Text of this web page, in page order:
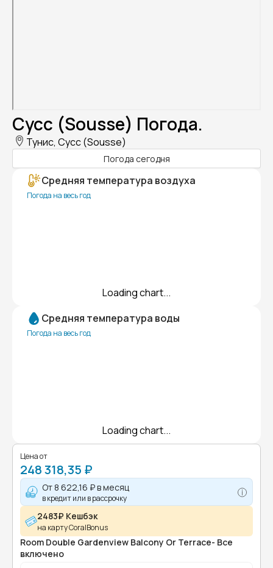
Сусс (Sousse) Погода.
Тунис, Сусс (Sousse)
Погода сегодня
Средняя температура воздуха
Погода на весь год
Loading chart...
Средняя температура воды
Погода на весь год
Loading chart...
Цена от
248 318,35 ₽
От 8 622,16 ₽в месяц
в кредит или в рассрочку
2483₽ Кешбэк
на карту CoralBonus
Room Double Gardenview Balcony Or Terrace- Все
включено